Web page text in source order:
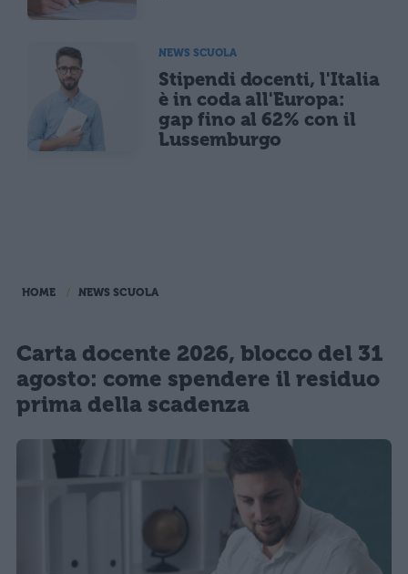
NEWS SCUOLA
Stipendi docenti, l'Italia
è in coda all'Europa:
gap fino al 62% con il
Lussemburgo
HOME NEWS SCUOLA
Carta docente 2026, blocco del 31
agosto: come spendere il residuo
prima della scadenza